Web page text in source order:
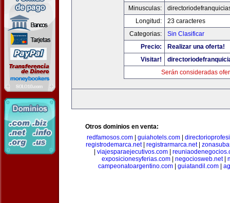
Minusculas:
Longitud:
23 caracteres
Categorias:
Sin Clasificar
Precio:
Realizar una oferta!
Visitar!
Serán consideradas
Otros dominios en venta:
redfamosos.com| guiahotels.com|
registrodemarca.net| registrarmarca.net|
viajesparaejecutivos.com|
exposicionesyferias.com
negociosweb.net|
campeonatoargentino.com| guiatandil.com|